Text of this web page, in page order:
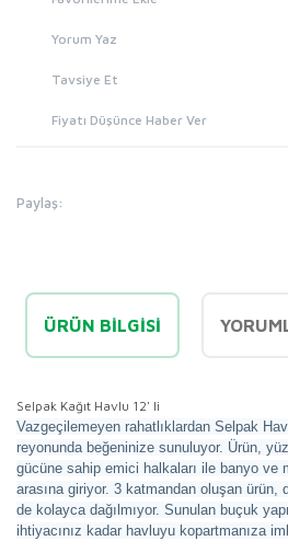
Yorum Yaz
Tavsiye Et
Fiyatı Düşünce Haber Ver
Paylaş:
ÜRÜN BILGISI
Selpak Kağıt Havlu 12' li
Vazgeçilemeyen rahatlıklardan Selpak
reyonunda beğeninize sunuluyor. Ürün,
gücüne sahip emici halkaları ile banyo ve
arasına giriyor. 3 katmandan oluşan ürün,
de kolayca dağılmıyor. Sunulan buçuk
ihtiyacınız kadar havluyu kopartmanıza